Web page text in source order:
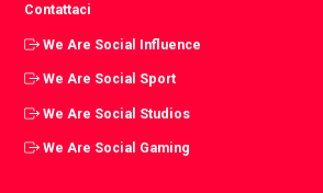
Contattaci
We Are Social Influence
We Are Social Sport
We Are Social Studios
We Are Social Gaming